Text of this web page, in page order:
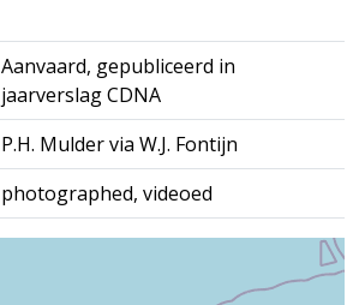
Aanvaard, gepubliceerd in
jaarverslag CDNA
P.H. Mulder via W.J. Fontijn
photographed, videoed